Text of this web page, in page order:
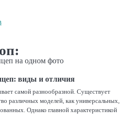
виды и отличия
самой разнообразной. Существует
различных моделей, как универсальных,
Однако главной характеристикой